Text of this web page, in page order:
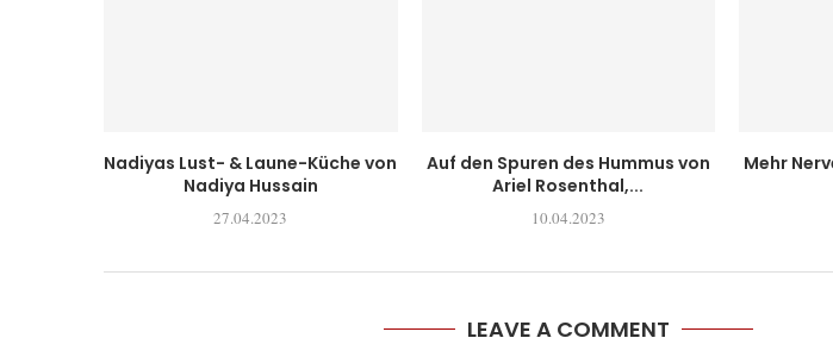
Nadiyas Lust- & Laune-Küche von
Nadiya Hussain
27.04.2023
Auf den Spuren des Hummus von
Ariel Rosenthal,...
10.04.2023
Mehr
LEAVE A COMMENT